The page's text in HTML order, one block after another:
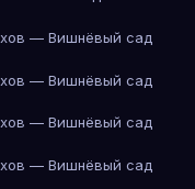
— Вишнёвый сад
— Вишнёвый сад
— Вишнёвый сад
— Вишнёвый сад